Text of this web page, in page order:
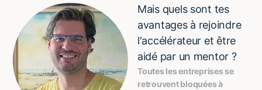
Mais quels sont tes
avantages à rejoindre
l'accélérateur et être
aidé par un mentor ?
Toutes les entreprises se
retrouvent bloquées à